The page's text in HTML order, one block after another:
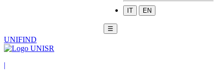
IT EN
☰
UNIFIND
|